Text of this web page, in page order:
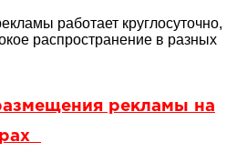
работает круглосуточно,
распространение в разных
рекламы на